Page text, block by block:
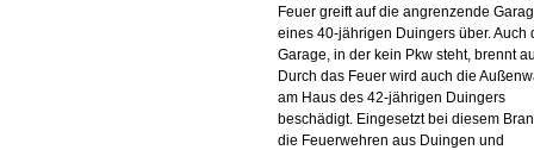
Feuer greift auf die angrenzende
eines 40-jährigen Duingers über. Auch
Garage, in der kein Pkw steht, brennt
Durch das Feuer wird auch die
am Haus des 42-jährigen Duingers
beschädigt. Eingesetzt bei diesem
die Feuerwehren aus Duingen und